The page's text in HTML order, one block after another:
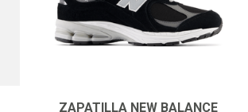
ZAPATILLA NEW BALANCE